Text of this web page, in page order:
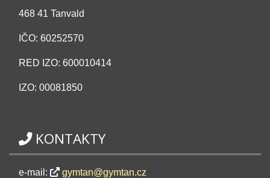
468 41 Tanvald
IČO: 60252570
RED IZO: 600010414
IZO: 00081850
KONTAKTY
e-mail: gymtan@gymtan.cz